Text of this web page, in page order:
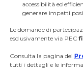
accessibilità ed
generare impatti
Le domande di
esclusivamente via PEC
Consulta la pagina del
tutti i dettagli e le